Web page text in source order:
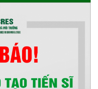
trường và phát triển